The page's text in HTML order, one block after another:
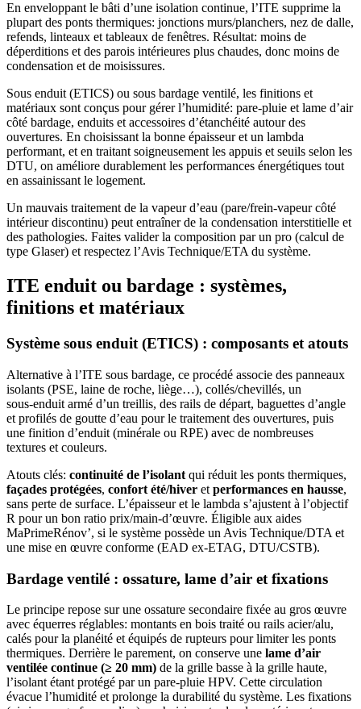
En enveloppant le bâti d’une isolation continue, l’ITE supprime la
plupart des ponts thermiques: jonctions murs/planchers, nez de dalle,
refends, linteaux et tableaux de fenêtres. Résultat: moins de
déperditions et des parois intérieures plus chaudes, donc moins de
condensation et de moisissures.
Sous enduit (ETICS) ou sous bardage ventilé, les finitions et
matériaux sont conçus pour gérer l’humidité: pare-pluie et lame d’air
côté bardage, enduits et accessoires d’étanchéité autour des
ouvertures. En choisissant la bonne épaisseur et un lambda
performant, et en traitant soigneusement les appuis et seuils selon les
DTU, on améliore durablement les performances énergétiques tout
en assainissant le logement.
Un mauvais traitement de la vapeur d’eau (pare/frein-vapeur côté
intérieur discontinu) peut entraîner de la condensation interstitielle et
des pathologies. Faites valider la composition par un pro (calcul de
type Glaser) et respectez l’Avis Technique/ETA du système.
ITE enduit ou bardage : systèmes,
finitions et matériaux
Système sous enduit (ETICS) : composants et atouts
Alternative à l’ITE sous bardage, ce procédé associe des panneaux
isolants (PSE, laine de roche, liège…), collés/chevillés, un
sous‑enduit armé d’un treillis, des rails de départ, baguettes d’angle
et profilés de goutte d’eau pour le traitement des ouvertures, puis
une finition d’enduit (minérale ou RPE) avec de nombreuses
textures et couleurs.
Atouts clés: continuité de l’isolant qui réduit les ponts thermiques,
façades protégées, confort été/hiver et performances en hausse,
sans perte de surface. L’épaisseur et le lambda s’ajustent à l’objectif
R pour un bon ratio prix/main-d’œuvre. Éligible aux aides
MaPrimeRénov’, si le système possède un Avis Technique/DTA et
une mise en œuvre conforme (EAD ex‑ETAG, DTU/CSTB).
Bardage ventilé : ossature, lame d’air et fixations
Le principe repose sur une ossature secondaire fixée au gros œuvre
avec équerres réglables: montants en bois traité ou rails acier/alu,
calés pour la planéité et équipés de rupteurs pour limiter les ponts
thermiques. Derrière le parement, on conserve une lame d’air
ventilée continue (≥ 20 mm) de la grille basse à la grille haute,
l’isolant étant protégé par un pare-pluie HPV. Cette circulation
évacue l’humidité et prolonge la durabilité du système. Les fixations